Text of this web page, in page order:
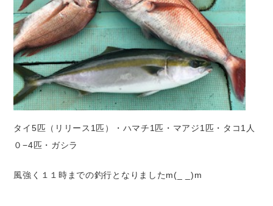
タイ5匹（リリース1匹）・ハマチ1匹・マアジ1匹・タコ1人
０−4匹・ガシラ
風強く１１時までの釣行となりましたm(_ _)m